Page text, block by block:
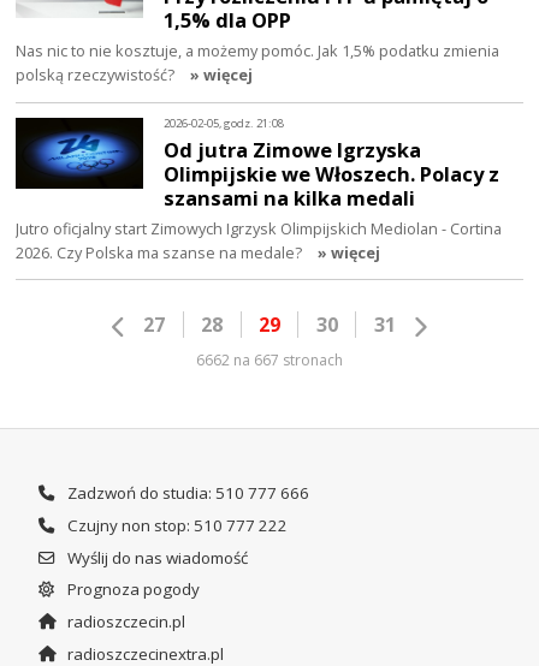
1,5% dla OPP
Nas nic to nie kosztuje, a możemy pomóc. Jak 1,5% podatku zmienia
polską rzeczywistość?
» więcej
2026-02-05, godz. 21:08
Od jutra Zimowe Igrzyska
Olimpijskie we Włoszech. Polacy z
szansami na kilka medali
Jutro oficjalny start Zimowych Igrzysk Olimpijskich Mediolan - Cortina
2026. Czy Polska ma szanse na medale?
» więcej
27 28 29 30 31
6662 na 667 stronach
Zadzwoń do studia: 510 777 666
Czujny non stop: 510 777 222
Wyślij do nas wiadomość
Prognoza pogody
radioszczecin.pl
radioszczecinextra.pl